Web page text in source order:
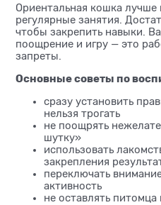
Ориентальная кошка лучше
регулярные занятия.
чтобы закрепить навыки.
поощрение и игру — это
запреты.
Основные советы по
сразу установить
нельзя трогать
не поощрять
шутку»
использовать
закрепления
переключать
активность
не оставлять питомца